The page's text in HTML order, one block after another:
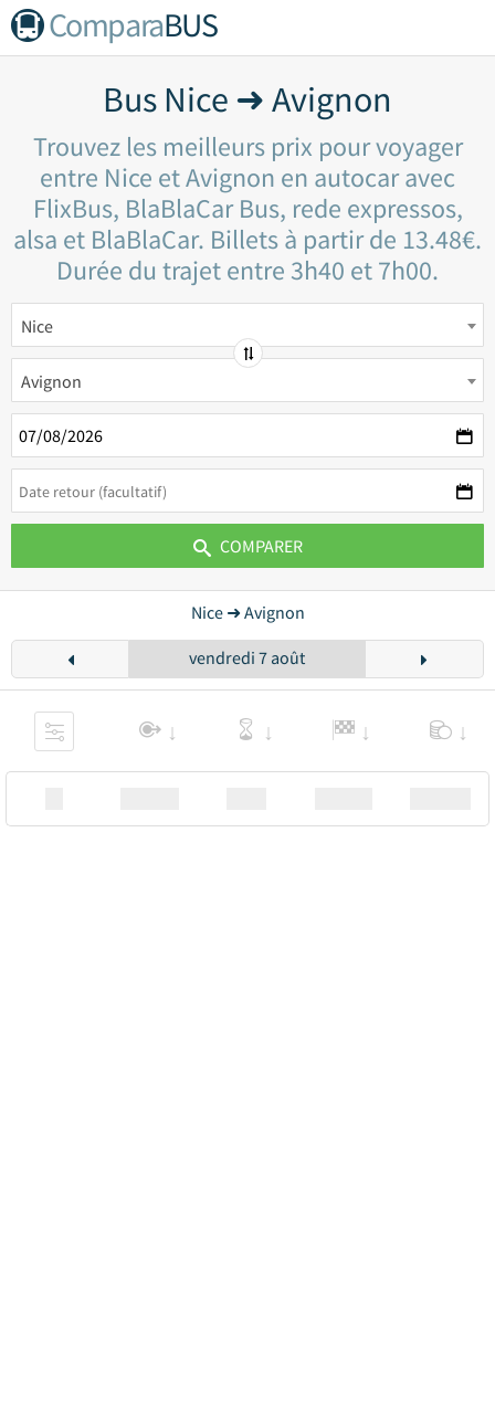
ComparaBUS
Bus Nice ➜ Avignon
Trouvez les meilleurs prix pour voyager
entre Nice et Avignon en autocar avec
FlixBus, BlaBlaCar Bus, rede expressos,
alsa et BlaBlaCar. Billets à partir de 13.48€.
Durée du trajet entre 3h40 et 7h00.
Nice
Avignon
COMPARER
Nice ➜ Avignon
vendredi 7 août